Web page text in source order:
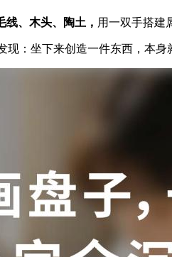
线、木头、陶土， 用一双手搭建
：坐下来创造一件东西，本身